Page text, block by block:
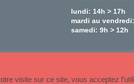
lundi: 14h > 17h
mardi au
samedi: 9h > 12h
visite sur ce site, vous acceptez